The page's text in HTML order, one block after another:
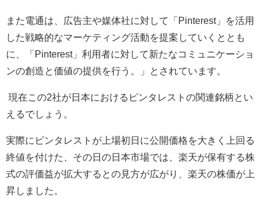
また電通は、広告主や媒体社に対して「 Pinterest」を活用
した戦略的なマーケティング活動を提案していくととも
に、「 Pinterest」利用者に対して新たなコミュニケーショ
ンの創造と価値の提供を行う。」とされています。
現在この2社が日本におけるピンタレストの関連銘柄とい
えるでしょう。
実際にピンタレストが上場初日に公開価格を大きく上回る
終値を付けた、その日の日本市場では、楽天が保有する株
式の評価益が拡大するとの見方が広がり、楽天の株価が上
昇しました。